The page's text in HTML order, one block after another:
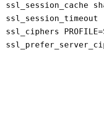
ssl_session_cache
ssl_session_timeout
ssl_ciphers